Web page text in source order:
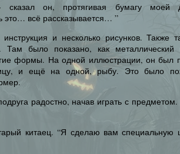
сказал он, протягивая бумагу моей
всё рассказывается… ”
и несколько рисунков. Также
Там было показано, как металлический
формы. На одной иллюстрации, он был
и ещё на одной, рыбу. Это было
радостно, начав играть с предметом.
китаец. “Я сделаю вам специальную